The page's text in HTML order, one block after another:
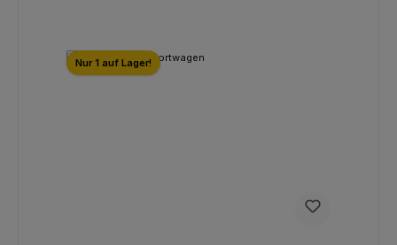
Nur 1 auf Lager!